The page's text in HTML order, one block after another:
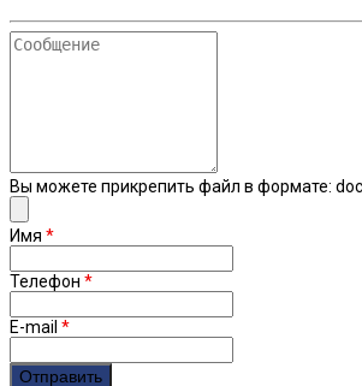
Сообщение
Вы можете прикрепить файл в формате:
Имя *
Телефон *
E-mail *